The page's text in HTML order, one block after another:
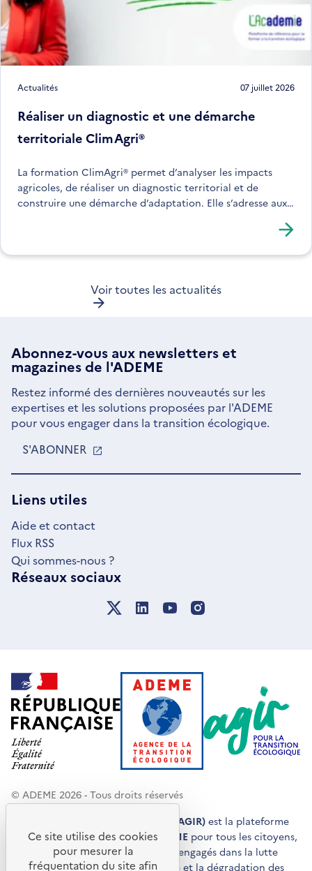
Actualités 07 juillet 2026
Réaliser un diagnostic et une démarche
territoriale ClimAgri®
La formation ClimAgri® permet d’analyser les impacts
agricoles, de réaliser un diagnostic territorial et de
construire une démarche d’adaptation. Elle s’adresse aux
Voir toutes les actualités
Abonnez-vous aux newsletterset
magazines de l'ADEME
Restez informé des dernières nouveautés sur les
expertises et les solutions proposées par l'ADEME
pour vous engager dans la transition écologique.
S'ABONNER
UNE
Liens utiles
Aide et contact
Flux RSS
Qui sommes-nous ?
Réseaux sociaux
© ADEME 2026 - Tous droits réservés
Agir pour la transition écologique (AGIR) est la plateforme
de conseils et de services de l'ADEME pour tous les citoyens,
acteurs économiques et territoires engagés dans la lutte
contre le réchauffement climatique et la dégradation des
Ce site utilise des cookies
pour mesurer la
fréquentation du site afin